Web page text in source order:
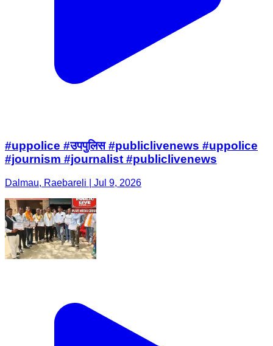
#uppolice #उपपुलिस #publiclivenews #uppolice
#journism #journalist #publiclivenews
Dalmau, Raebareli | Jul 9, 2026